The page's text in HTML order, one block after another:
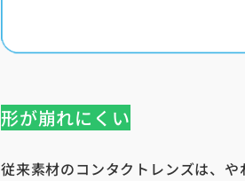
形が崩れにくい
従来素材のコンタクトレンズは、